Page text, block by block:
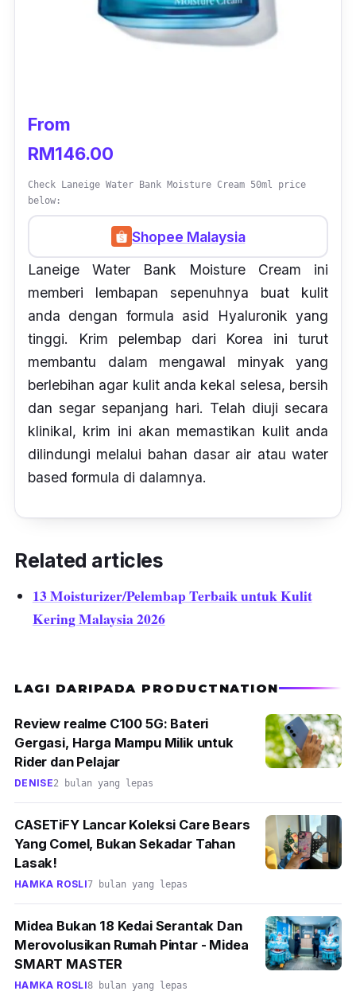
From
RM146.00
Check Laneige Water Bank Moisture Cream 50ml price
below:
Shopee Malaysia
Laneige Water Bank Moisture Cream ini
memberi lembapan sepenuhnya buat kulit
anda dengan formula asid Hyaluronik yang
tinggi. Krim pelembap dari Korea ini turut
membantu dalam mengawal minyak yang
berlebihan agar kulit anda kekal selesa, bersih
dan segar sepanjang hari. Telah diuji secara
klinikal, krim ini akan memastikan kulit anda
dilindungi melalui bahan dasar air atau water
based formula di dalamnya.
Related articles
13 Moisturizer/Pelembap Terbaik untuk Kulit
Kering Malaysia 2026
LAGI DARIPADA PRODUCTNATION
Review realme C100 5G: Bateri
Gergasi, Harga Mampu Milik untuk
Rider dan Pelajar
DENISE2 bulan yang lepas
CASETiFY Lancar Koleksi Care Bears
Yang Comel, Bukan Sekadar Tahan
Lasak!
HAMKA ROSLI7 bulan yang lepas
Midea Bukan 18 Kedai Serantak Dan
Merovolusikan Rumah Pintar - Midea
SMART MASTER
HAMKA ROSLI8 bulan yang lepas